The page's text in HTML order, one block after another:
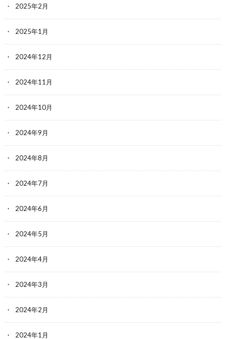
2025年2月
2025年1月
2024年12月
2024年11月
2024年10月
2024年9月
2024年8月
2024年7月
2024年6月
2024年5月
2024年4月
2024年3月
2024年2月
2024年1月